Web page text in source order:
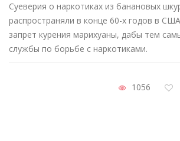
Суеверия о наркотиках из банановых
распространяли в конце 60-х годов в
запрет курения марихуаны, дабы тем
службы по борьбе с наркотиками.
1056